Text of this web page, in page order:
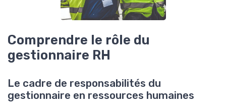
Comprendre le rôle du
gestionnaire RH
Le cadre de responsabilités du
gestionnaire en ressources humaines